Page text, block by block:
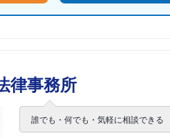
律事務所
誰でも・何でも・気軽に相談できる